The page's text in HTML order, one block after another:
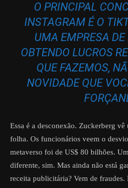
O PRINCIPAL
INSTAGRAM É O
UMA EMPRESA
OBTENDO LUCROS
QUE FAZEMOS,
NOVIDADE QUE
Essa é a desconexão. Zuckerberg
folha. Os funcionários veem o
metaverso foi de US$ 80 bilhões.
diferente, sim. Mas ainda não está
receita publicitária? Vem de fraudes.